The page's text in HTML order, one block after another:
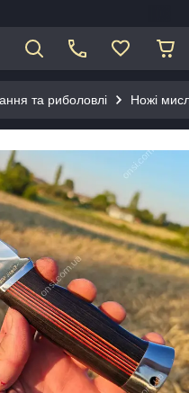
та риболовлі Ножі